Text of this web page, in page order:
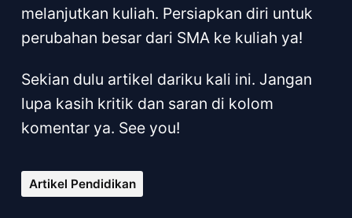
melanjutkan kuliah. Persiapkan diri untuk
perubahan besar dari SMA ke kuliah ya!
Sekian dulu artikel dariku kali ini. Jangan
lupa kasih kritik dan saran di kolom
komentar ya. See you!
Artikel Pendidikan